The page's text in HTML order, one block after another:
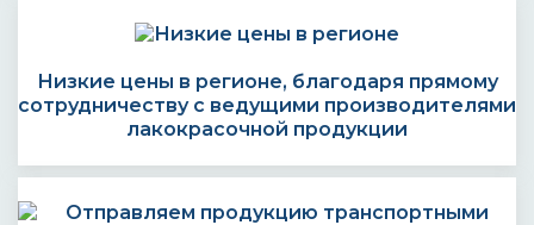
Низкие цены в регионе, благодаря прямому
сотрудничеству с ведущими производителями
лакокрасочной продукции